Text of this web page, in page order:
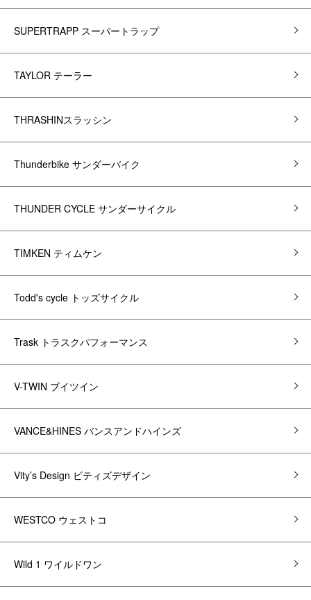
SUPERTRAPP スーパートラップ
TAYLOR テーラー
THRASHINスラッシン
Thunderbike サンダーバイク
THUNDER CYCLE サンダーサイクル
TIMKEN ティムケン
Todd's cycle トッズサイクル
Trask トラスクパフォーマンス
V-TWIN ブイツイン
VANCE&HINES バンスアンドハインズ
Vity’s Design ビティズデザイン
WESTCO ウェストコ
Wild 1 ワイルドワン